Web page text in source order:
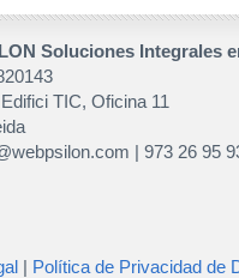
Soluciones Integrales
TIC, Oficina 11
| 973 26 95
| Política de Privacidad de